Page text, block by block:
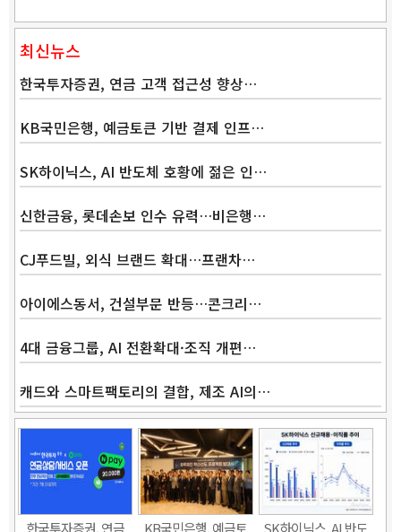
최신뉴스
한국투자증권, 연금 고객 접근성 향상…
KB국민은행, 예금토큰 기반 결제 인프…
SK하이닉스, AI 반도체 호황에 젊은 인…
신한금융, 롯데손보 인수 유력…비은행…
CJ푸드빌, 외식 브랜드 확대…프랜차…
아이에스동서, 건설부문 반등…콘크리…
4대 금융그룹, AI 전환확대·조직 개편…
캐드와 스마트팩토리의 결합, 제조 AI의…
한국투자증권, 연금
KB국민은행, 예금토
SK하이닉스, AI 반도